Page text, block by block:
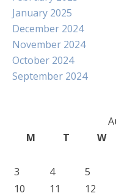
January 2025
December 2024
November 2024
October 2024
September 2024
M
T W
3
4 5
10
11 12